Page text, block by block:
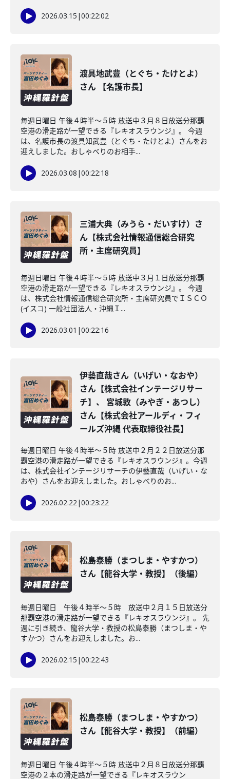
2026.03.15 |00:22:02
渡具地武豊（とぐち・たけとよ）
さん 【名護市長】
毎週日曜日 午後４時半～５時 放送中３月８日放送分那覇
空港の滑走路が一望できる『レキオスラウンジ』。 今週
は、名護市長の渡具知武豊（とぐち・たけとよ）さんをお
迎えしました。おしゃべりのお相手...
2026.03.08 |00:22:18
三浦大典（みうら・だいすけ）さ
ん【株式会社情報通信総合研究
所・主席研究員】
毎週日曜日 午後４時半～５時 放送中３月１日放送分那覇
空港の滑走路が一望できる『レキオスラウンジ』。 今週
は、株式会社情報通信総合研究所・主席研究員でＩＳＣＯ
(イスコ) 一般社団法人・沖縄Ｉ...
2026.03.01 |00:22:16
伊藝直哉さん（いげい・なおや）
さん【株式会社インテージリサー
チ】、 宮城敦（みやぎ・あつし）
さん【株式会社アールディ・フィ
ールズ沖縄 代表取締役社長】
毎週日曜日 午後４時半～５時 放送中２月２２日放送分那
覇空港の滑走路が一望できる『レキオスラウンジ』。今週
は、株式会社インテージリサーチの伊藝直哉（いげい・な
おや）さんをお迎えしました。おしゃべりのお...
2026.02.22|00:23:22
松島泰勝（まつしま・やすかつ）
さん【龍谷大学・教授】（後編）
毎週日曜日 午後４時半～５時 放送中２月１５日放送分
那覇空港の滑走路が一望できる『レキオスラウンジ』。 先
週に引き続き、龍谷大学・教授の松島泰勝（まつしま・や
すかつ）さんをお迎えしました。お...
2026.02.15 |00:22:43
松島泰勝（まつしま・やすかつ）
さん【龍谷大学・教授】（前編）
毎週日曜日 午後４時半～５時 放送中２月８日放送分那覇
空港の２本の滑走路が一望できる『レキオスラウン